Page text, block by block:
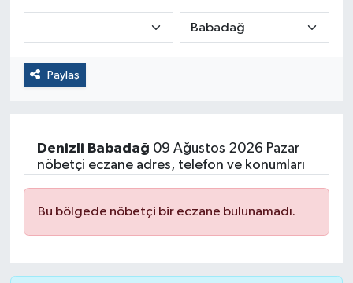
Paylaş
Denizli Babadağ 09 Ağustos 2026 Pazar
nöbetçi eczane adres, telefon ve konumları
Bu bölgede nöbetçi bir eczane bulunamadı.
Kültür ve Sanat
Magazin
Sağlık
Son Dakika Haberleri
Haber Arşivi